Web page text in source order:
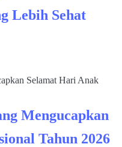
Lebih Sehat
Mengucapkan
Tahun 2026